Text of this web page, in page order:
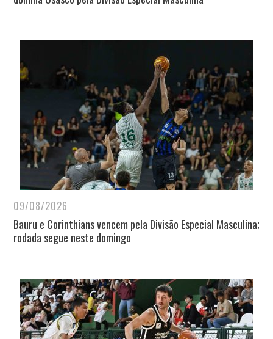
09/08/2026
Bauru e Corinthians vencem pela Divisão Especial Masculina;
rodada segue neste domingo